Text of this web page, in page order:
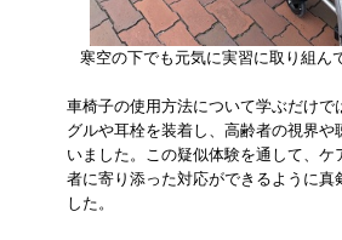
寒空の下でも元気に実習に取り組ん
車椅子の使用方法について学ぶだけで
グルや耳栓を装着し、高齢者の視界や
いました。この疑似体験を通して、ケ
者に寄り添った対応ができるように真
した。